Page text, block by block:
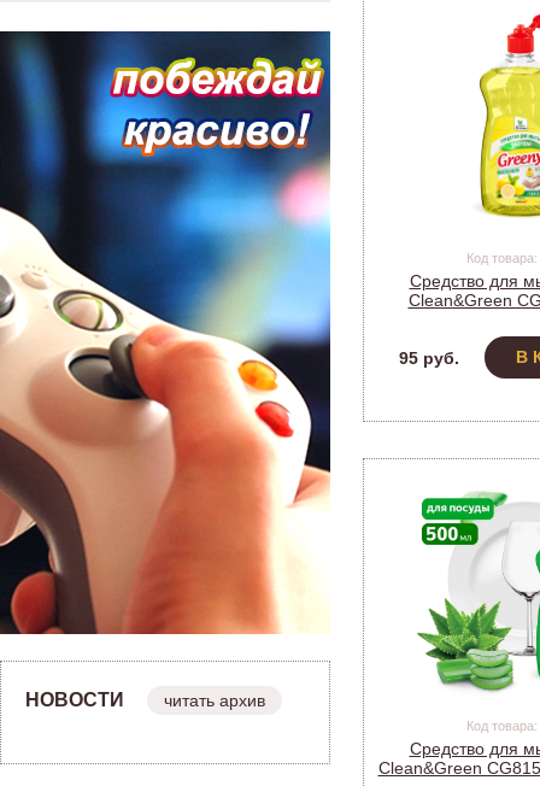
Код
Средство для
Clean&Green
95 руб.
В
Код
Средство для
Clean&Green
НОВОСТИ читать архив